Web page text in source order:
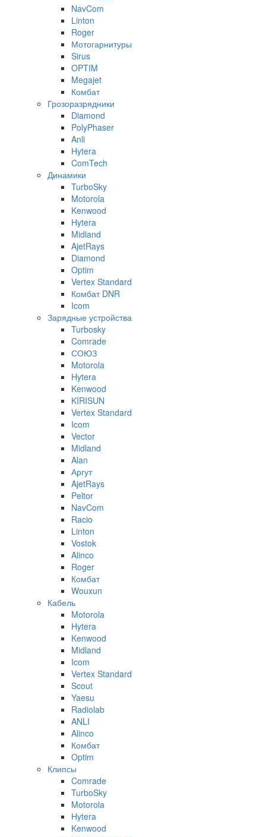
NavCom
Linton
Roger
Мотогарнитуры
Sirus
OPTIM
Megajet
Комбат
Грозоразрядники
Diamond
PolyPhaser
Anli
Hytera
ComTech
Динамики
TurboSky
Motorola
Kenwood
Hytera
Midland
AjetRays
Diamond
Optim
Vertex Standard
Комбат DNR
Icom
Зарядные устройства
Turbosky
Comrade
СОЮЗ
Motorola
Hytera
Kenwood
KIRISUN
Vertex Standard
Icom
Vector
Midland
Alan
Аргут
AjetRays
Peltor
NavCom
Racio
Linton
Vostok
Alinco
Roger
Комбат
Wouxun
Кабель
Motorola
Hytera
Kenwood
Midland
Icom
Vertex Standard
Scout
Yaesu
Radiolab
ANLI
Alinco
Комбат
Optim
Клипсы
Comrade
TurboSky
Motorola
Hytera
Kenwood